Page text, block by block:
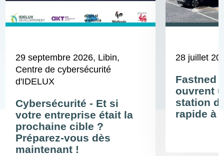
29 septembre 2026, Libin,
Centre de cybersécurité
d'IDELUX
Cybersécurité - Et si
votre entreprise était la
prochaine cible ?
Préparez-vous dès
maintenant !
28 juillet
Fastned
ouvrent
station
rapide à